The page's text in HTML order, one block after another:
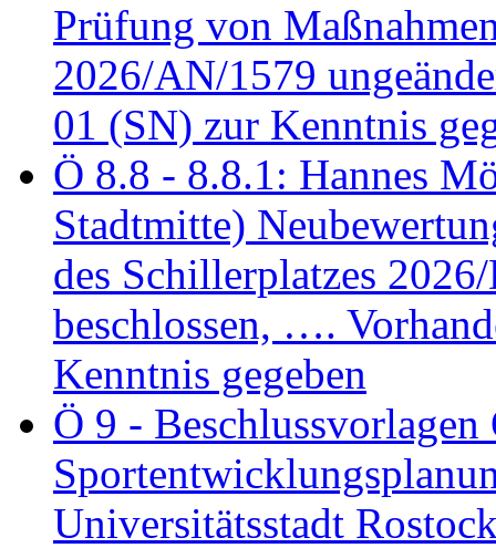
Prüfung von
2026/AN/1579
01 (SN) zur Kenntnis
Ö 8.8 - 8.8.1: Hannes
Stadtmitte)
des Schillerplatzes
beschlossen, ….
Kenntnis gegeben
Ö 9 - Beschlussvorlagen
Universitätsstadt